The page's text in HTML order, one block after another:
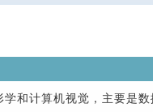
和计算机视觉，主要是数